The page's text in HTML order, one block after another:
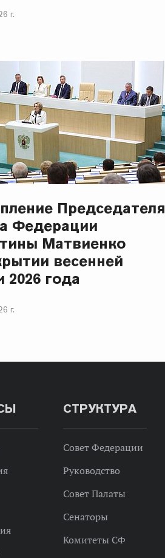
г.
Председателя
Федерации
Матвиенко
весенней
2026 года
г.
СТРУКТУРА
Совет Федерации
Руководство
Совет Палаты
Сенаторы
Комитеты СФ